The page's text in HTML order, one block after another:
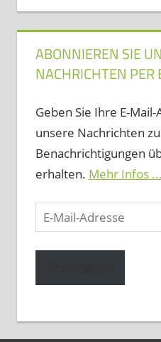
ABONNIEREN SIE
NACHRICHTEN
Geben Sie Ihre E-
unsere Nachrichten
Benachrichtigungen
erhalten. Mehr Infos ...
E-
Mail-
Adresse